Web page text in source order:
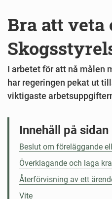
Bra att veta
I arbetet för att nå målen
har regeringen pekat ut
viktigaste
Innehåll på sidan
Beslut om föreläggande
Överklagande och laga
Återförvisning av ett
Vite